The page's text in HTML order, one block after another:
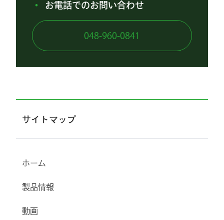
お電話でのお問い合わせ
048-960-0841
サイトマップ
ホーム
製品情報
動画